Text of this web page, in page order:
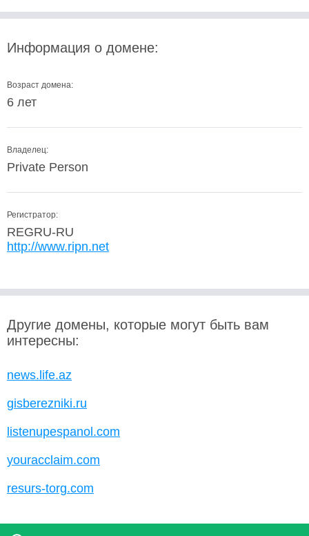
Информация о домене:
Возраст домена:
6 лет
Владелец:
Private Person
Регистратор:
REGRU-RU
http://www.ripn.net
Другие домены, которые могут быть вам
интересны:
news.life.az
gisberezniki.ru
listenupespanol.com
youracclaim.com
resurs-torg.com